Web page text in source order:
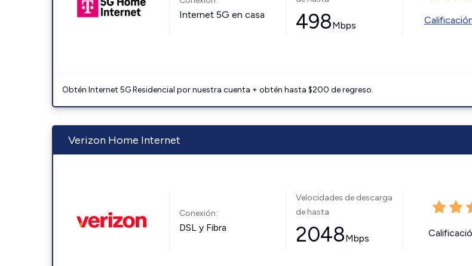
Internet 5G en casa 498Mbps
Obtén Internet 5G Residencial por nuestra cuenta + obtén hasta $200 de regreso.
Verizon Home Internet
Conexión:
DSL y Fibra
Velocidades de descarga
de hasta
2048Mbps